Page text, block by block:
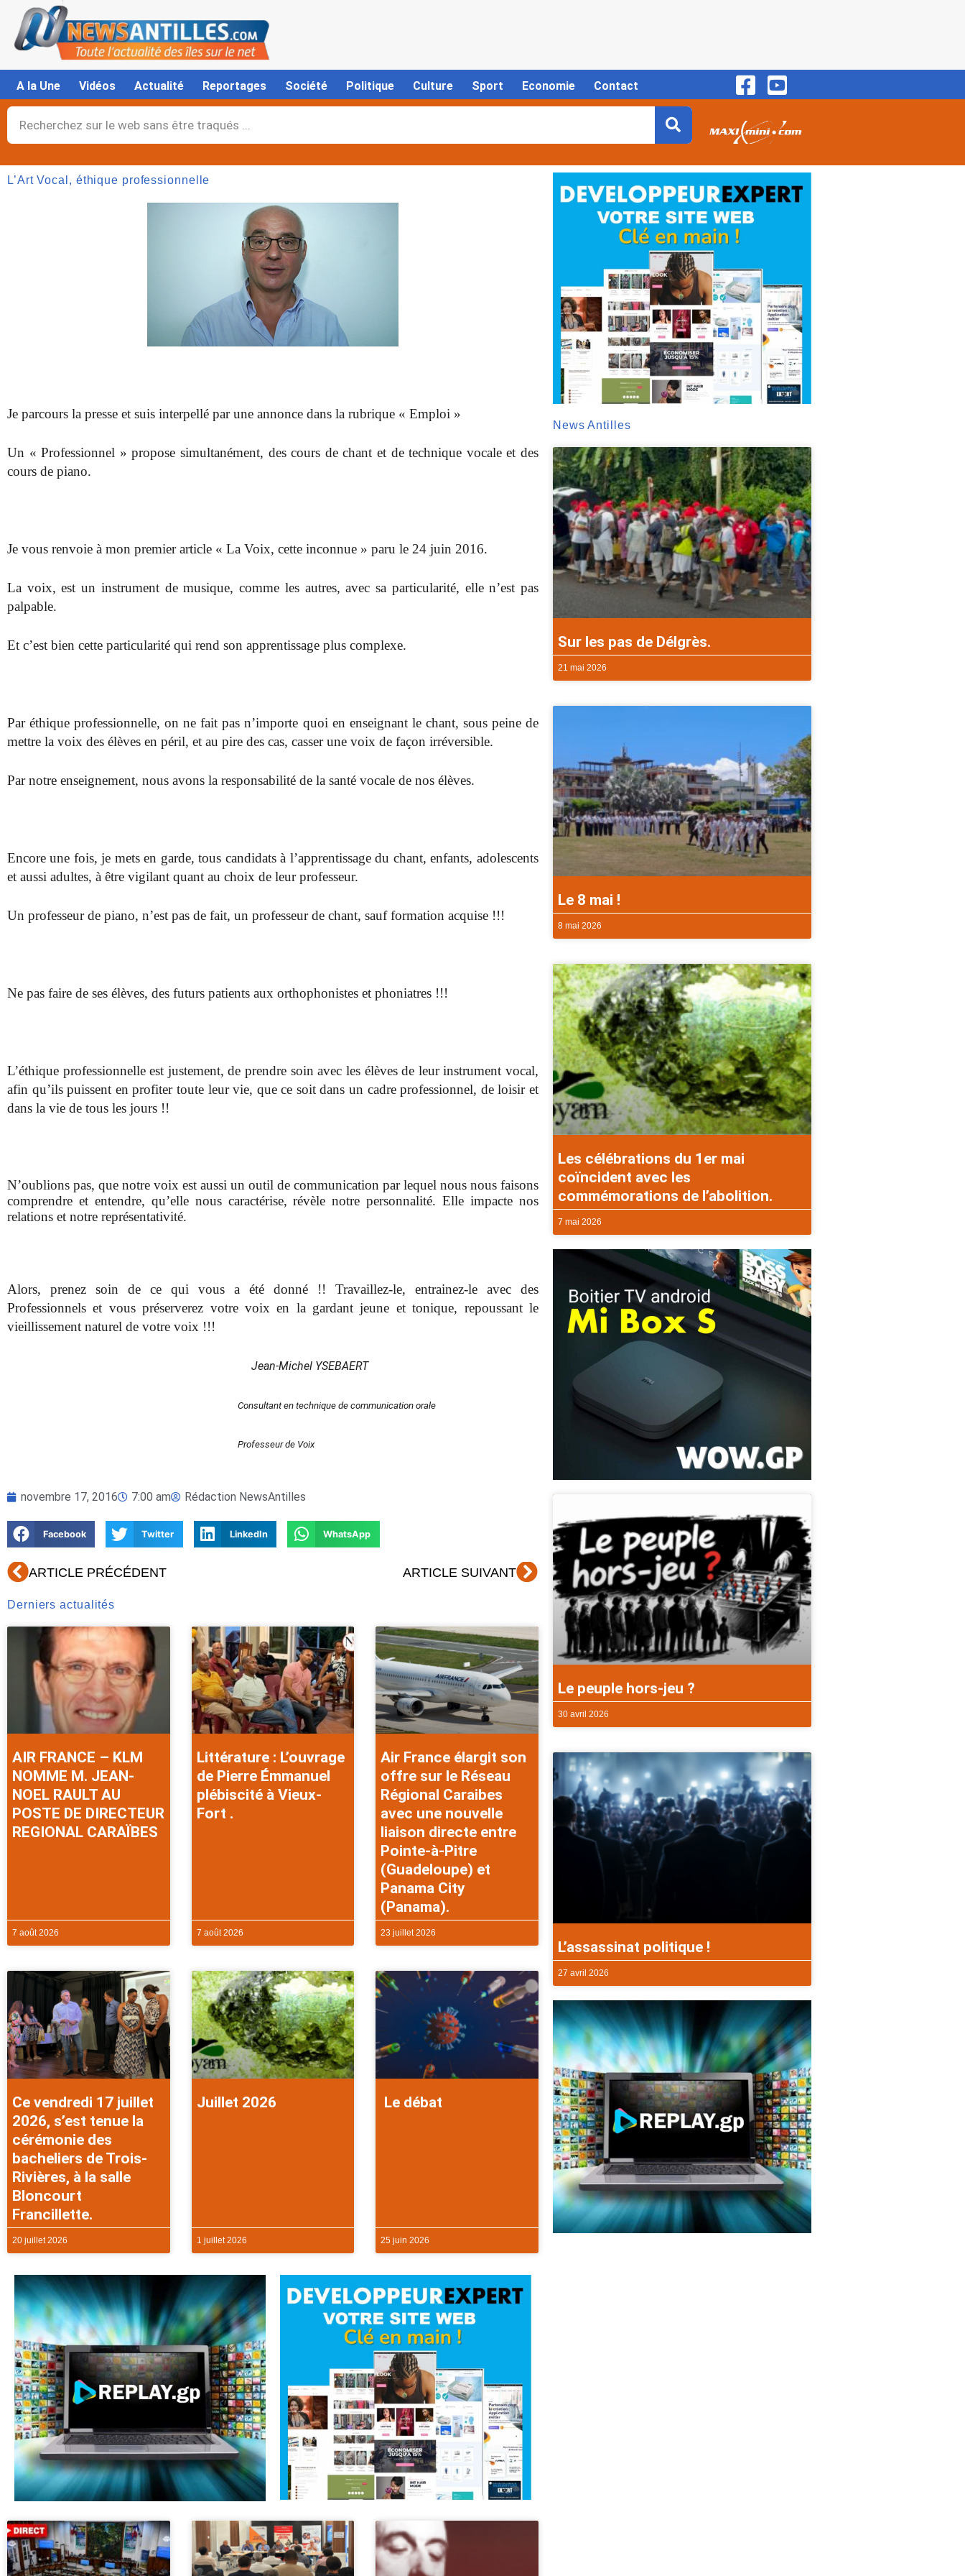
contenu
A la Une Vidéos Actualité Reportages Société Politique Culture Sport Economie Contact
Rechercher
L’Art Vocal, éthique professionnelle
Je parcours la presse et suis interpellé par une annonce dans la rubrique « Emploi »
Un « Professionnel » propose simultanément, des cours de chant et de technique vocale et des
cours de piano.
Je vous renvoie à mon premier article « La Voix, cette inconnue » paru le 24 juin 2016.
La voix, est un instrument de musique, comme les autres, avec sa particularité, elle n’est pas
palpable.
Et c’est bien cette particularité qui rend son apprentissage plus complexe.
Par éthique professionnelle, on ne fait pas n’importe quoi en enseignant le chant, sous peine de
mettre la voix des élèves en péril, et au pire des cas, casser une voix de façon irréversible.
Par notre enseignement, nous avons la responsabilité de la santé vocale de nos élèves.
Encore une fois, je mets en garde, tous candidats à l’apprentissage du chant, enfants, adolescents
et aussi adultes, à être vigilant quant au choix de leur professeur.
Un professeur de piano, n’est pas de fait, un professeur de chant, sauf formation acquise !!!
Ne pas faire de ses élèves, des futurs patients aux orthophonistes et phoniatres !!!
L’éthique professionnelle est justement, de prendre soin avec les élèves de leur instrument vocal,
afin qu’ils puissent en profiter toute leur vie, que ce soit dans un cadre professionnel, de loisir et
dans la vie de tous les jours !!
N’oublions pas, que notre voix est aussi un outil de communication par lequel nous nous faisons
comprendre et entendre, qu’elle nous caractérise, révèle notre personnalité. Elle impacte nos
relations et notre représentativité.
Alors, prenez soin de ce qui vous a été donné !! Travaillez-le, entrainez-le avec des
Professionnels et vous préserverez votre voix en la gardant jeune et tonique, repoussant le
vieillissement naturel de votre voix !!!
Jean-Michel YSEBAERT
Consultant en technique de communication orale
Professeur de Voix
novembre 17, 2016 7:00 am Rédaction NewsAntilles
Facebook Twitter LinkedIn WhatsApp
Précédent
ARTICLE PRÉCÉDENT ARTICLE SUIVANTSuivant
Derniers actualités
AIR FRANCE – KLM
NOMME M. JEAN-
NOEL RAULT AU
POSTE DE DIRECTEUR
REGIONAL CARAÏBES
7 août 2026
Littérature : L’ouvrage
de Pierre Émmanuel
plébiscité à Vieux-
Fort .
7 août 2026
Air France élargit son
offre sur le Réseau
Régional Caraibes
avec une nouvelle
liaison directe entre
Pointe-à-Pitre
(Guadeloupe) et
Panama City
(Panama).
23 juillet 2026
Ce vendredi 17 juillet
2026, s’est tenue la
cérémonie des
bacheliers de Trois-
Rivières, à la salle
Bloncourt
Francillette.
20 juillet 2026
Juillet 2026
1 juillet 2026
Le débat
25 juin 2026
News Antilles
Sur les pas de Délgrès.
21 mai 2026
Le 8 mai !
8 mai 2026
Les célébrations du 1er mai
coïncident avec les
commémorations de l’abolition.
7 mai 2026
Le peuple hors-jeu ?
30 avril 2026
L’assassinat politique !
27 avril 2026